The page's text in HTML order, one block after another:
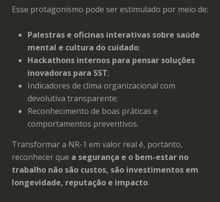
Esse protagonismo pode ser estimulado por meio de:
Palestras e oficinas interativas sobre saúde
mental e cultura do cuidado;
Hackathons internos para pensar soluções
inovadoras para SST;
Indicadores de clima organizacional com
devolutiva transparente;
Reconhecimento de boas práticas e
comportamentos preventivos.
Transformar a NR-1 em valor real é, portanto,
reconhecer que a segurança e o bem-estar no
trabalho não são custos, são investimentos em
longevidade, reputação e impacto.